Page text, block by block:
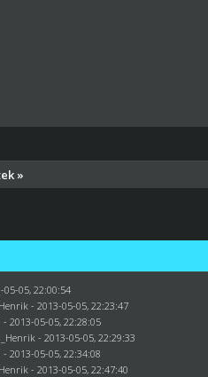
»
05-05, 22:00:54
- 2013-05-05, 22:23:47
- 2013-05-05, 22:28:05
- 2013-05-05, 22:29:33
- 2013-05-05, 22:34:08
- 2013-05-05, 22:47:40